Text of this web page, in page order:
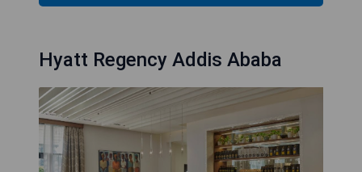
Hyatt Regency Addis Ababa